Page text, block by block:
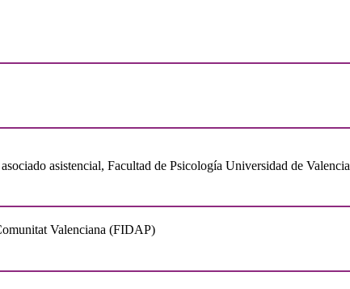
asistencial, Facultad de Psicología Universidad de Valencia
Valenciana (FIDAP)